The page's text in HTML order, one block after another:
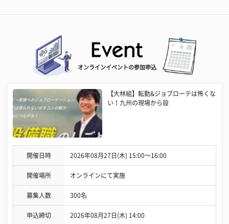
オンラインイベントの参加申込
【大林組】転勤&ジョブローテは怖くな
い！九州の現場から設
開催日時 2026年08月27日(木) 15:00〜16:00
開催場所 オンラインにて実施
募集人数 300名
申込締切 2026年08月27日(木) 14:00